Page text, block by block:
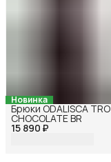
Новинка
15 890 ₽
Брюки ODALISCA TRO
CHOCOLATE BR